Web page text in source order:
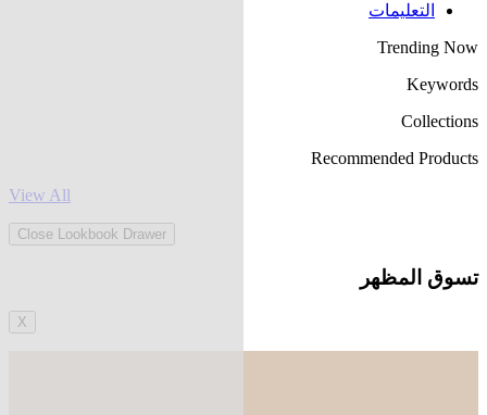
التعليمات
Trending Now
Keywords
Collections
Recommended Products
View All
Close Lookbook Drawer
تسوق المظهر
X